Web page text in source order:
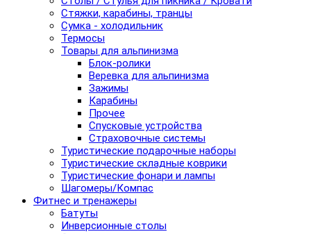
Стяжки, карабины, транцы
Сумка - холодильник
Термосы
Товары для альпинизма
Блок-ролики
Веревка для альпинизма
Зажимы
Карабины
Прочее
Спусковые устройства
Страховочные системы
Туристические подарочные наборы
Туристические складные коврики
Туристические фонари и лампы
Шагомеры/Компас
Фитнес и тренажеры
Батуты
Инверсионные столы